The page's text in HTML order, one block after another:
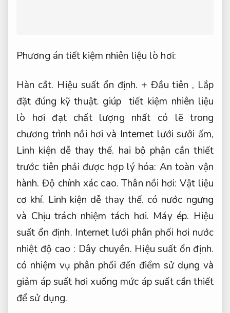
Phương án tiết kiệm nhiên liệu lò hơi:
Hàn cắt. Hiệu suất ổn định. + Đầu tiên , Lắp
đặt đúng kỹ thuật. giúp tiết kiệm nhiên liệu
lò hơi đạt chất lượng nhất có lẽ trong
chương trình nồi hơi và Internet lưới sưởi ấm,
Linh kiện dễ thay thế. hai bộ phận cần thiết
trước tiên phải được hợp lý hóa: An toàn vận
hành. Độ chính xác cao. Thân nồi hơi: Vật liệu
cơ khí. Linh kiện dễ thay thế. có nước ngưng
và Chịu trách nhiệm tách hơi. Máy ép. Hiệu
suất ổn định. Internet lưới phân phối hơi nước
nhiệt độ cao : Dây chuyền. Hiệu suất ổn định.
có nhiệm vụ phân phối đến điểm sử dụng và
giảm áp suất hơi xuống mức áp suất cần thiết
để sử dụng.